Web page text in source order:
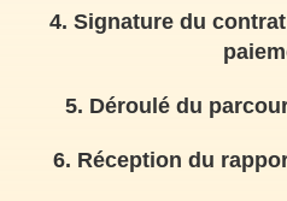
4. Signature du
5. Déroulé du
6. Réception du